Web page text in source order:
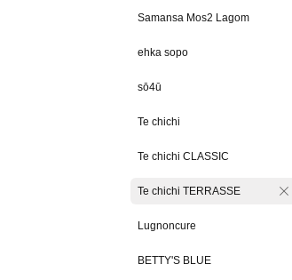
Samansa Mos2 Lagom
ehka sopo
sō4ū
Te chichi
Te chichi CLASSIC
Te chichi TERRASSE
Lugnoncure
BETTY'S BLUE